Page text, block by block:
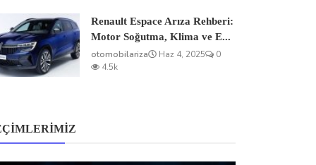
Renault Espace Arıza Rehberi:
Motor Soğutma, Klima ve E...
otomobilariza
Haz 4, 2025
0
4.5k